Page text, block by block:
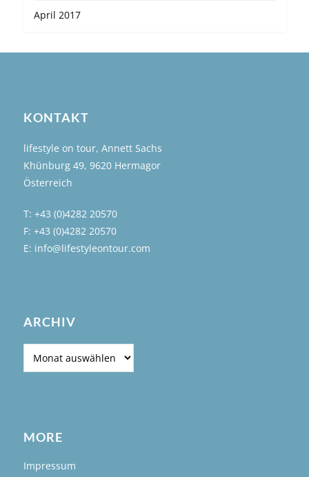
April 2017
KONTAKT
lifestyle on tour, Annett Sachs
Khünburg 49, 9620 Hermagor
Österreich
T: +43 (0)4282 20570
F: +43 (0)4282 20570
E: info@lifestyleontour.com
ARCHIV
MORE
Impressum